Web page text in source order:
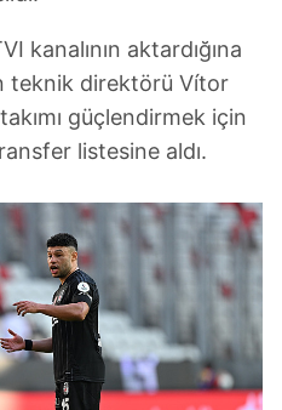
kanalının aktardığına
teknik direktörü Vítor
güçlendirmek için
listesine aldı.